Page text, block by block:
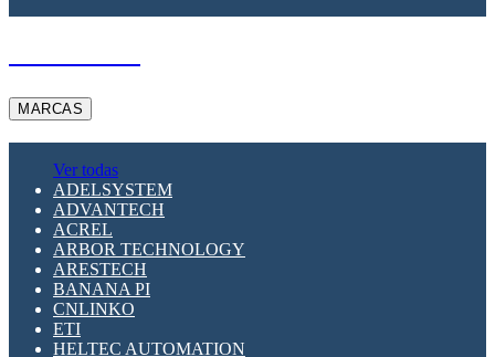
MARCAS
Ver todas
ADELSYSTEM
ADVANTECH
ACREL
ARBOR TECHNOLOGY
ARESTECH
BANANA PI
CNLINKO
ETI
HELTEC AUTOMATION